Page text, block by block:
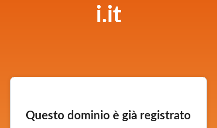
i.it
Questo dominio è già registrato